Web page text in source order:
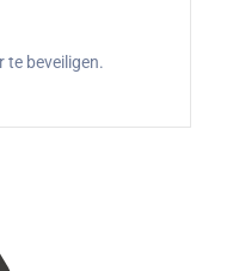
te beveiligen.